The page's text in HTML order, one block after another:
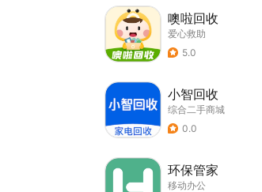
噢啦回收
爱心救助
5.0
小智回收
综合二手商城
0.0
环保管家
移动办公